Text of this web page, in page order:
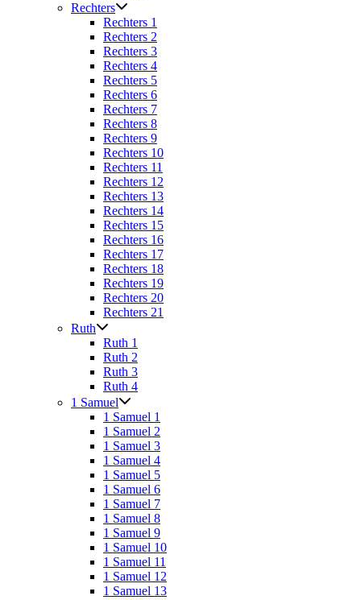
Rechters
Rechters 1
Rechters 2
Rechters 3
Rechters 4
Rechters 5
Rechters 6
Rechters 7
Rechters 8
Rechters 9
Rechters 10
Rechters 11
Rechters 12
Rechters 13
Rechters 14
Rechters 15
Rechters 16
Rechters 17
Rechters 18
Rechters 19
Rechters 20
Rechters 21
Ruth
Ruth 1
Ruth 2
Ruth 3
Ruth 4
1 Samuel
1 Samuel 1
1 Samuel 2
1 Samuel 3
1 Samuel 4
1 Samuel 5
1 Samuel 6
1 Samuel 7
1 Samuel 8
1 Samuel 9
1 Samuel 10
1 Samuel 11
1 Samuel 12
1 Samuel 13